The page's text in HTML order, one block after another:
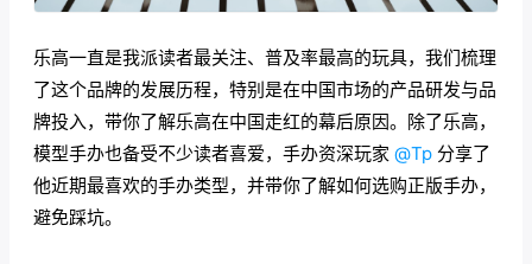
乐高一直是我派读者最关注、普及率最高的玩具，我们梳理
了这个品牌的发展历程，特别是在中国市场的产品研发与品
牌投入，带你了解乐高在中国走红的幕后原因。除了乐高，
模型手办也备受不少读者喜爱，手办资深玩家 @Tp 分享了
他近期最喜欢的手办类型，并带你了解如何选购正版手办，
避免踩坑。